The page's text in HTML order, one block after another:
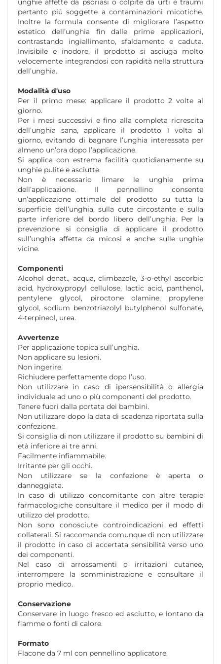
unghie affette da psoriasi o colpite da urti e traumi
pertanto più soggette a contaminazioni micotiche.
Inoltre la formula consente di migliorare l’aspetto
estetico dell’unghia fin dalle prime applicazioni,
contrastando ingiallimento, sfaldamento e caduta.
Invisibile e inodore, il prodotto si asciuga molto
velocemente integrandosi con rapidità nella struttura
dell’unghia.
Modalità d'uso
Per il primo mese: applicare il prodotto 2 volte al
giorno.
Per i mesi successivi e fino alla completa ricrescita
dell’unghia sana, applicare il prodotto 1 volta al
giorno, evitando di bagnare l’unghia interessata per
almeno un’ora dopo l’applicazione.
Si applica con estrema facilità quotidianamente su
unghie pulite e asciutte.
Non è necessario limare le unghie prima
dell’applicazione. Il pennellino consente
un’applicazione ottimale del prodotto su tutta la
superficie dell’unghia, sulla cute circostante e sulla
parte inferiore del bordo libero dell’unghia. Per la
prevenzione si consiglia di applicare il prodotto
sull’unghia affetta da micosi e anche sulle unghie
vicine.
Componenti
Alcohol denat., acqua, climbazole, 3-o-ethyl ascorbic
acid, hydroxypropyl cellulose, lactic acid, panthenol,
pentylene glycol, piroctone olamine, propylene
glycol, sodium benzotriazolyl butylphenol sulfonate,
4-terpineol, urea.
Avvertenze
Per applicazione topica sull’unghia.
Non applicare su lesioni.
Non ingerire.
Richiudere perfettamente dopo l’uso.
Non utilizzare in caso di ipersensibilità o allergia
individuale ad uno o più componenti del prodotto.
Tenere fuori dalla portata dei bambini.
Non utilizzare dopo la data di scadenza riportata sulla
confezione.
Si consiglia di non utilizzare il prodotto su bambini di
età inferiore ai tre anni.
Facilmente infiammabile.
Irritante per gli occhi.
Non utilizzare se la confezione è aperta o
danneggiata.
In caso di utilizzo concomitante con altre terapie
farmacologiche consultare il medico per il modo di
utilizzo del prodotto.
Non sono conosciute controindicazioni ed effetti
collaterali. Si raccomanda comunque di non utilizzare
il prodotto in caso di accertata sensibilità verso uno
dei componenti.
Nel caso di arrossamenti o irritazioni cutanee,
interrompere la somministrazione e consultare il
proprio medico.
Conservazione
Conservare in luogo fresco ed asciutto, e lontano da
fiamme o fonti di calore.
Formato
Flacone da 7 ml con pennellino applicatore.